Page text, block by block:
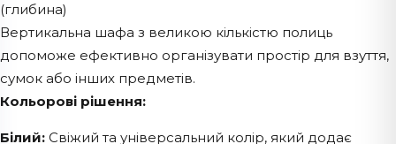
(глибина)
Вертикальна шафа з великою кількістю полиць
допоможе ефективно організувати простір для взуття,
сумок або інших предметів.
Кольорові рішення:
Білий: Свіжий та універсальний колір, який додає